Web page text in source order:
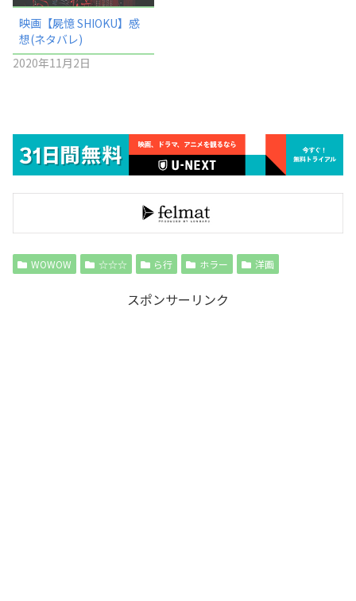
映画【屍憶 SHIOKU】感
想(ネタバレ)
2020年11月2日
WOWOW ☆☆☆ ら行 ホラー 洋画
スポンサーリンク